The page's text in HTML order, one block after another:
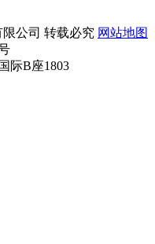
公司 转载必究 网站地图
际B座1803